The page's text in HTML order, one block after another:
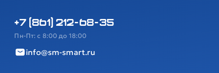
+7 (861) 212-68-35
Пн-Пт: с 8:00 до 18:00
info@sm-smart.ru